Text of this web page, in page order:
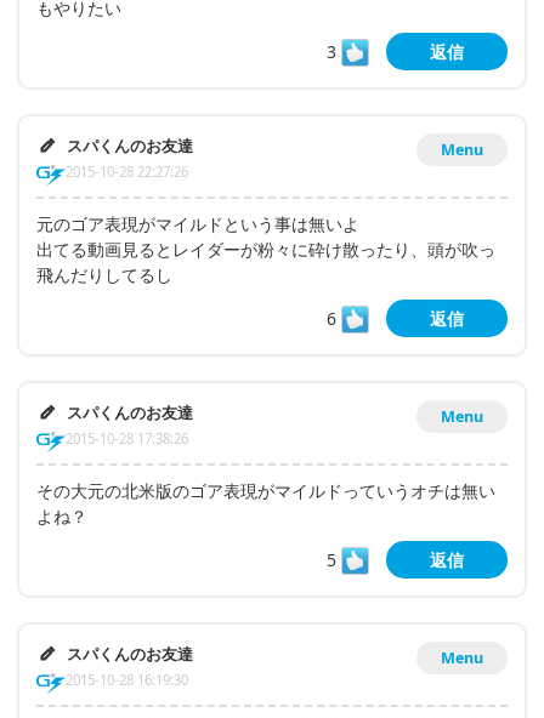
もやりたい
3
返信
Menu
スパくんのお友達
2015-10-28 22:27:26
元のゴア表現がマイルドという事は無いよ
出てる動画見るとレイダーが粉々に砕け散ったり、頭が吹っ
飛んだりしてるし
6
返信
Menu
スパくんのお友達
2015-10-28 17:38:26
その大元の北米版のゴア表現がマイルドっていうオチは無い
よね？
5
返信
Menu
スパくんのお友達
2015-10-28 16:19:30